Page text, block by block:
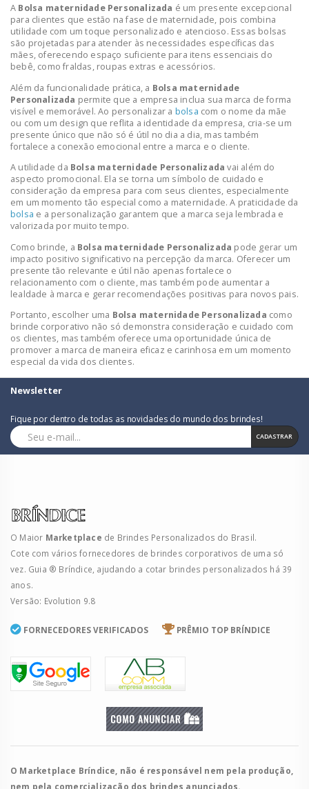
A Bolsa maternidade Personalizada é um presente excepcional
para clientes que estão na fase de maternidade, pois combina
utilidade com um toque personalizado e atencioso. Essas bolsas
são projetadas para atender às necessidades específicas das
mães, oferecendo espaço suficiente para itens essenciais do
bebê, como fraldas, roupas extras e acessórios.
Além da funcionalidade prática, a Bolsa maternidade
Personalizada permite que a empresa inclua sua marca de forma
visível e memorável. Ao personalizar a bolsa com o nome da mãe
ou com um design que reflita a identidade da empresa, cria-se um
presente único que não só é útil no dia a dia, mas também
fortalece a conexão emocional entre a marca e o cliente.
A utilidade da Bolsa maternidade Personalizada vai além do
aspecto promocional. Ela se torna um símbolo de cuidado e
consideração da empresa para com seus clientes, especialmente
em um momento tão especial como a maternidade. A praticidade da
bolsa e a personalização garantem que a marca seja lembrada e
valorizada por muito tempo.
Como brinde, a Bolsa maternidade Personalizada pode gerar um
impacto positivo significativo na percepção da marca. Oferecer um
presente tão relevante e útil não apenas fortalece o
relacionamento com o cliente, mas também pode aumentar a
lealdade à marca e gerar recomendações positivas para novos pais.
Portanto, escolher uma Bolsa maternidade Personalizada como
brinde corporativo não só demonstra consideração e cuidado com
os clientes, mas também oferece uma oportunidade única de
promover a marca de maneira eficaz e carinhosa em um momento
especial da vida dos clientes.
Newsletter
Fique por dentro de todas as novidades do mundo dos brindes!
CADASTRAR
O Maior Marketplace de Brindes Personalizados do Brasil.
Cote com vários fornecedores de brindes corporativos de uma só
vez. Guia ® Bríndice, ajudando a cotar brindes personalizados há 39
anos.
Versão: Evolution 9.8
FORNECEDORES VERIFICADOS PRÊMIO TOP BRÍNDICE
O Marketplace Bríndice, não é responsável nem pela produção,
nem pela comercialização dos brindes anunciados.